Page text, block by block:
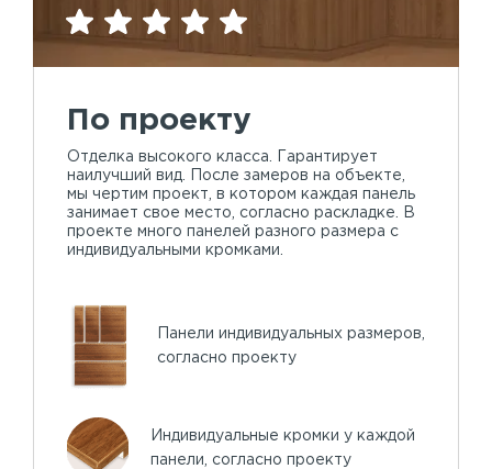
По проекту
Отделка высокого класса. Гарантирует
наилучший вид. После замеров на объекте,
мы чертим проект, в котором каждая панель
занимает свое место, согласно раскладке. В
проекте много панелей разного размера с
индивидуальными кромками.
Панели индивидуальных размеров,
согласно проекту
Индивидуальные кромки у каждой
панели, согласно проекту